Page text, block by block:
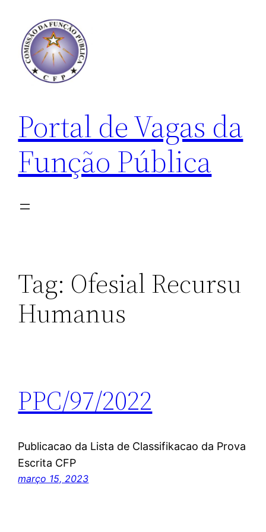
conteúdo
Portal de Vagas da
Função Pública
Tag: Ofesial Recursu
Humanus
PPC/97/2022
Publicacao da Lista de Classifikacao da Prova
Escrita CFP
março 15, 2023